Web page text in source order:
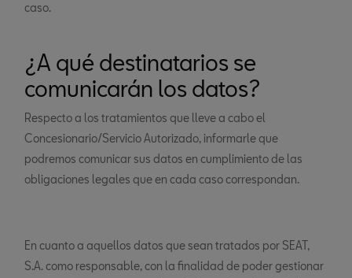
caso.
¿A qué destinatarios se
comunicarán los datos?
Respecto a los tratamientos que lleve a cabo el
Concesionario/Servicio Autorizado, informarle que
podremos comunicar sus datos en cumplimiento de las
obligaciones legales que en cada caso correspondan.
En cuanto a aquellos datos que sean tratados por SEAT,
S.A. como responsable, con la finalidad de poder gestionar